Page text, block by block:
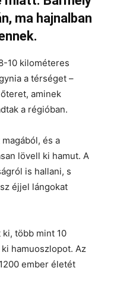
ma hajnalban
10 kilométeres
a térséget –
aminek
a régióban.
és a
lövell ki hamut. A
is hallani, s
éjjel lángokat
több mint 10
hamuoszlopot. Az
ember életét